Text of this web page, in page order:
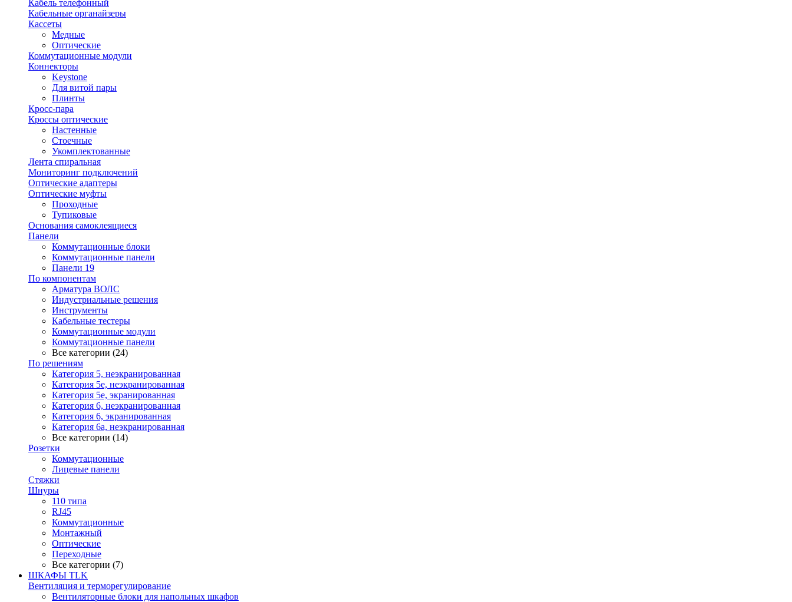
Кабель телефонный
Кабельные органайзеры
Кассеты
Медные
Оптические
Коммутационные модули
Коннекторы
Keystone
Для витой пары
Плинты
Кросс-пара
Кроссы оптические
Настенные
Стоечные
Укомплектованные
Лента спиральная
Мониторинг подключений
Оптические адаптеры
Оптические муфты
Проходные
Тупиковые
Основания самоклеящиеся
Панели
Коммутационные блоки
Коммутационные панели
Панели 19
По компонентам
Арматура ВОЛС
Индустриальные решения
Инструменты
Кабельные тестеры
Коммутационные модули
Коммутационные панели
Все категории (24)
По решениям
Категория 5, неэкранированная
Категория 5е, неэкранированная
Категория 5е, экранированная
Категория 6, неэкранированная
Категория 6, экранированная
Категория 6а, неэкранированная
Все категории (14)
Розетки
Коммутационные
Лицевые панели
Стяжки
Шнуры
110 типа
RJ45
Коммутационные
Монтажный
Оптические
Переходные
Все категории (7)
ШКАФЫ TLK
Вентиляция и терморегулирование
Вентиляторные блоки для напольных шкафов